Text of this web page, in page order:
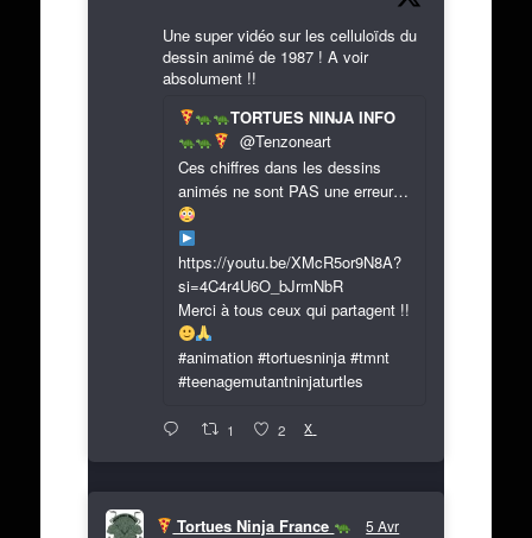
Une super vidéo sur les celluloïds du
dessin animé de 1987 ! A voir
absolument !!
TORTUES NINJA INFO
@Tenzoneart
Ces chiffres dans les dessins
animés ne sont PAS une erreur…
https://youtu.be/XMcR5or9N8A?
si=4C4r4U6O_bJrmNbR
Merci à tous ceux qui partagent !!
#animation #tortuesninja #tmnt
#teenagemutantninjaturtles
1 2 X
Tortues Ninja France 5 Avr